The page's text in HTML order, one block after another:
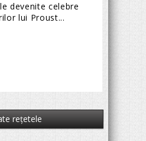
devenite celebre
lui Proust...
reţetele